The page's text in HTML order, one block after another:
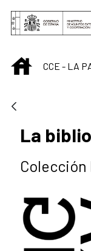
Saltar al
INICIOCCE - LA
La
Colección